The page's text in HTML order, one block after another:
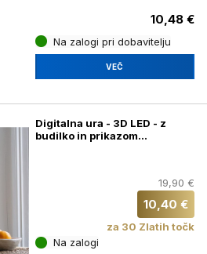
10,48 €
Na zalogi pri dobavitelju
VEČ
Digitalna ura - 3D LED - z
budilko in prikazom
19,90 €
10,40 €
za 30 Zlatih točk
Na zalogi